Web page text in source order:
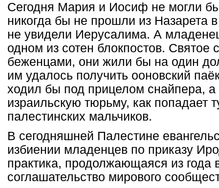
Сегодня Мария и Иосиф не могли
никогда бы не прошли из Назарета
не увидели Иерусалима. А
одном из сотен блокпостов. Святое
беженцами, они жили бы на один
им удалось получить ооновский
ходил бы под прицелом снайпера,
израильскую тюрьму, как попадает
палестинских мальчиков.
В сегодняшней Палестине
избиении младенцев по приказу
практика, продолжающаяся из года
соглашательство мирового